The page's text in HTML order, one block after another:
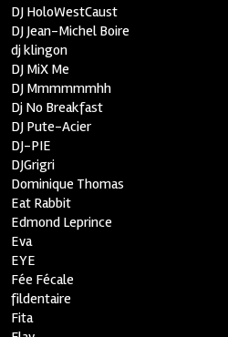
DJ HoloWestCaust
DJ Jean-Michel Boire
dj klingon
DJ MiX Me
DJ Mmmmmmhh
Dj No Breakfast
DJ Pute-Acier
DJ-PIE
DJGrigri
Dominique Thomas
Eat Rabbit
Edmond Leprince
Eva
EYE
Fée Fécale
fildentaire
Fita